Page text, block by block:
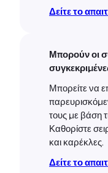
Δείτε το
Μπορούν οι
Μπορείτε να
τους με βάση
Καθορίστε
και καρέκλες.
Δείτε το